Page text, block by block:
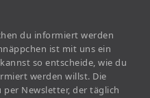
du informiert werden
ist mit uns ein
so entscheide, wie du
werden willst. Die
per Newsletter, der täglich